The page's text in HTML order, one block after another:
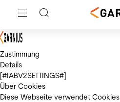
Zustimmung
Details
[#IABV2SETTINGS#]
Über Cookies
Diese Webseite verwendet Cookies